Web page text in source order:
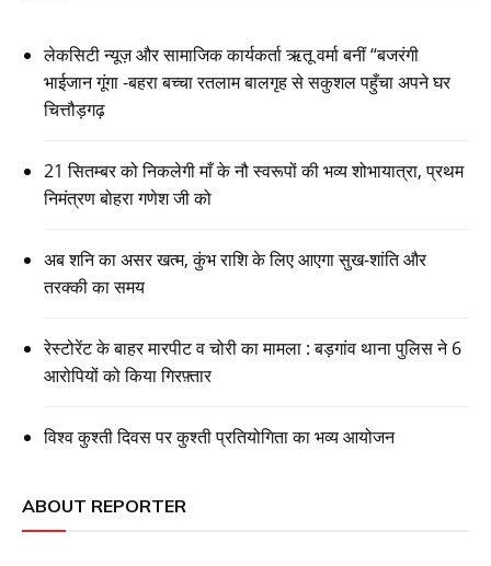
लेकसिटी न्यूज़ और सामाजिक कार्यकर्ता ऋतू वर्मा बनीं “बजरंगी
भाईजान गूंगा -बहरा बच्चा रतलाम बालगृह से सकुशल पहुँचा अपने घर
चित्तौड़गढ़
21 सितम्बर को निकलेगी माँ के नौ स्वरूपों की भव्य शोभायात्रा, प्रथम
निमंत्रण बोहरा गणेश जी को
अब शनि का असर खत्म, कुंभ राशि के लिए आएगा सुख-शांति और
तरक्की का समय
रेस्टोरेंट के बाहर मारपीट व चोरी का मामला : बड़गांव थाना पुलिस ने 6
आरोपियों को किया गिरफ़्तार
विश्व कुश्ती दिवस पर कुश्ती प्रतियोगिता का भव्य आयोजन
ABOUT REPORTER